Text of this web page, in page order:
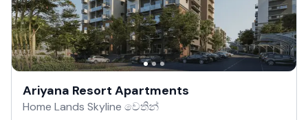
Ariyana Resort Apartments
Home Lands Skyline වෙතින්